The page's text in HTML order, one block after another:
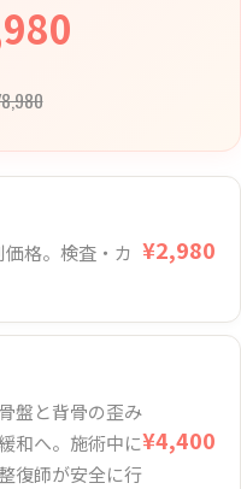
格。検査・カ ¥2,980
盤と背骨の歪み
和へ。施術中に
復師が安全に行
¥4,400